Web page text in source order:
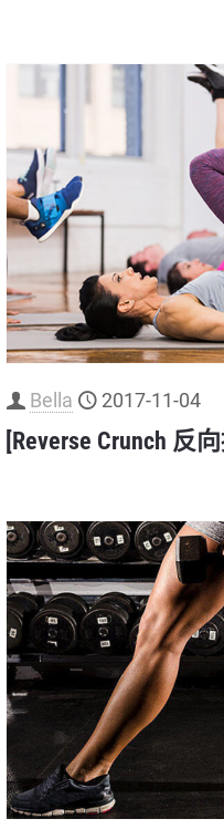
Bella 2017-11-04
[Reverse Crunch 反